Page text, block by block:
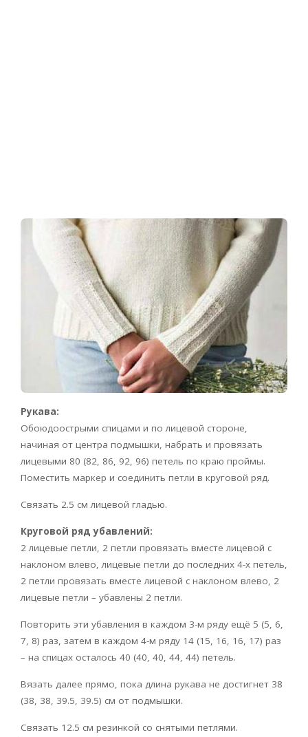
Рукава:
Обоюдоострыми спицами и по лицевой стороне,
начиная от центра подмышки, набрать и провязать
лицевыми 80 (82, 86, 92, 96) петель по краю проймы.
Поместить маркер и соединить петли в круговой ряд.
Связать 2.5 см лицевой гладью.
Круговой ряд убавлений:
2 лицевые петли, 2 петли провязать вместе лицевой с
наклоном влево, лицевые петли до последних 4-х петель,
2 петли провязать вместе лицевой с наклоном влево, 2
лицевые петли – убавлены 2 петли.
Повторить эти убавления в каждом 3-м ряду ещё 5 (5, 6,
7, 8) раз, затем в каждом 4-м ряду 14 (15, 16, 16, 17) раз
– на спицах осталось 40 (40, 40, 44, 44) петель.
Вязать далее прямо, пока длина рукава не достигнет 38
(38, 38, 39.5, 39.5) см от подмышки.
Связать 12.5 см резинкой со снятыми петлями.